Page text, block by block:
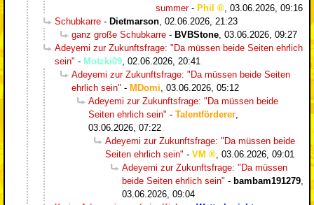
summer- Phil , 03.06.2026, 09:16
Schubkarre - Dietmarson, 02.06.2026, 21:23
ganz große Schubkarre - BVBStone, 03.06.2026, 09:27
Adeyemi zur Zukunftsfrage: "Da müssen beide Seiten ehrlich
sein" - Motzki09, 02.06.2026, 20:41
Adeyemi zur Zukunftsfrage: "Da müssen beide Seiten
ehrlich sein" - MDomi, 03.06.2026, 05:12
Adeyemi zur Zukunftsfrage: "Da müssen beide
Seiten ehrlich sein" - Talentförderer,
03.06.2026, 07:22
Adeyemi zur Zukunftsfrage: "Da müssen beide
Seiten ehrlich sein" - VM , 03.06.2026, 09:01
Adeyemi zur Zukunftsfrage: "Da müssen
beide Seiten ehrlich sein" - bambam191279,
03.06.2026, 09:04